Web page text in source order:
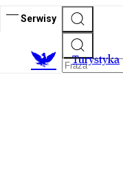
Serwisy
Turystyka